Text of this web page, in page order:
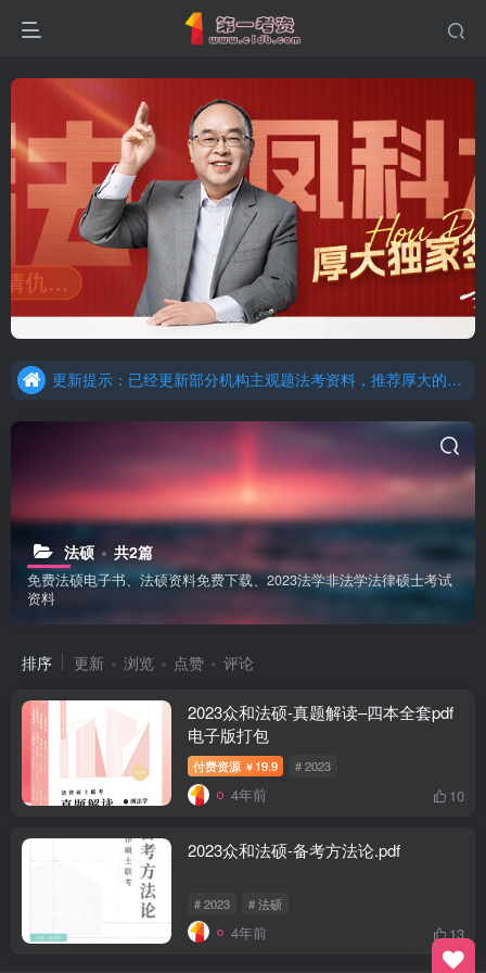
更新提示：已经更新部分机构主观题法考资料，推荐厚大的考点清单，高清版，特别适合学习！
法硕 共2篇
免费法硕电子书、法硕资料免费下载、2023法学非法学法律硕士考试
资料
排序 更新 浏览 点赞 评论
￼2023众和法硕-真题解读–四本全套pdf
电子版打包
付费资源 ￥ 19.9 # 2023
4年前 10
2023众和法硕-备考方法论.pdf
# 2023 # 法硕
4年前 13